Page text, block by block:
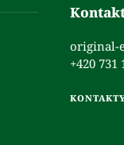
original-
+420 731